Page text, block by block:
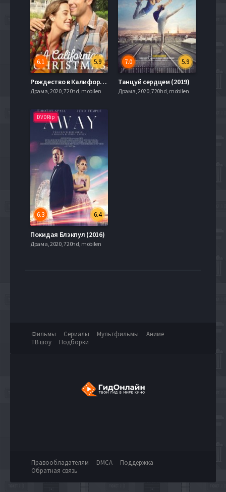
5.9
6.1
Рождество в Калифорнии (2020)
Драма, 2020, 720hd, mobilen
5.9
7.0
Танцуй сердцем (2019)
Драма, 2020, 720hd, mobilen
DVDRip
6.4
6.3
Покидая Блэкпул (2016)
Драма, 2020, 720hd, mobilen
Фильмы Сериалы Мультфильмы
Аниме
ТВ шоу
Подборки
Правообладателям DMCA
Поддержка
Обратная связь